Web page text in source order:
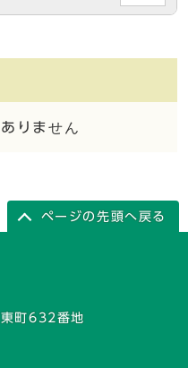
りません
ページの先頭へ戻る
町632番地